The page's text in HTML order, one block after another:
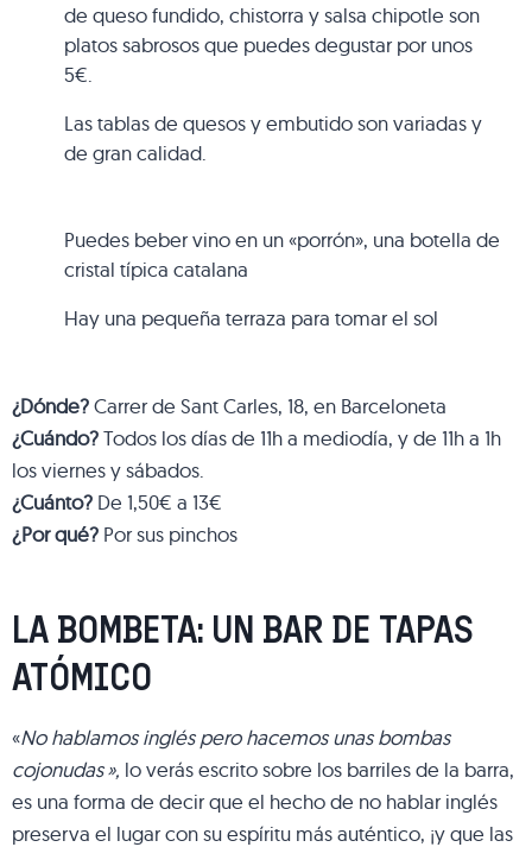
de queso fundido, chistorra y salsa chipotle son
platos sabrosos que puedes degustar por unos
5€.
Las tablas de quesos y embutido son variadas y
de gran calidad.
Puedes beber vino en un «porrón», una botella de
cristal típica catalana
Hay una pequeña terraza para tomar el sol
¿Dónde?Carrer de Sant Carles, 18, en Barceloneta
¿Cuándo?Todos los días de 11h a mediodía, y de 11h a 1h
los viernes y sábados.
¿Cuánto?De 1,50€ a 13€
¿Por qué?Por sus pinchos
LA BOMBETA: UN BAR DE TAPAS
ATÓMICO
«No hablamos inglés pero hacemos unas bombas
cojonudas », lo verás escrito sobre los barriles de la barra,
es una forma de decir que el hecho de no hablar inglés
preserva el lugar con su espíritu más auténtico, ¡y que las